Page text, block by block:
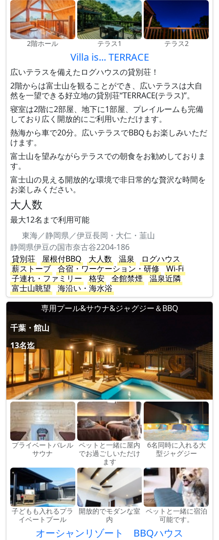
2階ホール テラス1 テラス2
Villa is... TERRACE
広いテラスを備えたログハウスの貸別荘！
2階からは富士山を観ることができ、広いテラスは大自
然を一望できる好立地の貸別荘“TERRACE(テラス)”。
寝室は2階に2部屋、地下に1部屋、プレイルームも完備
しており広く開放的にご利用いただけます。
熱海から車で20分。広いテラスでBBQもお楽しみいただ
けます。
富士山を望みながらテラスでの朝食をお勧めしておりま
す。
富士山の見える開放的な環境で非日常的な贅沢な時間を
お楽しみください。
大人数
最大12名まで利用可能
東海／静岡県／伊豆長岡・大仁・韮山
静岡県伊豆の国市奈古谷2204-186
貸別荘
屋根付BBQ 大人数 温泉
ログハウス
薪ストーブ
合宿・ワーケーション・研修
Wi-Fi
子連れ・ファミリー
格安 全館禁煙
温泉近隣
富士山眺望
海沿い・海水浴
専用プール&サウナ&ジャグジー＆BBQ
千葉・館山
13名迄
プライベートバレル
サウナ
ペットと一緒に屋内
でお過ごしいただけ
ます
6名同時に入れる大
型ジャグジー
子どもも入れるプラ
イベートプール
開放的でモダンな室
内
ペットと一緒に宿泊
可能です。
オーシャンリゾート BBQハウス